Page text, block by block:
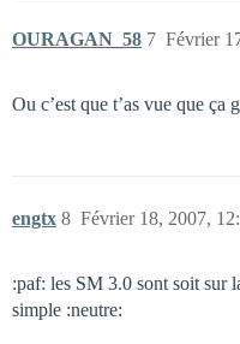
OURAGAN_58 Février
7
Ou c’est que t’as vue que ça
engtx Février 18, 2007,
8
:paf: les SM 3.0 sont soit sur
simple :neutre: